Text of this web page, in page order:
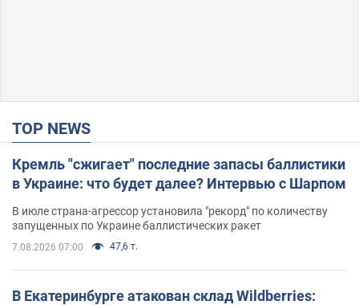
TOP NEWS
Кремль "сжигает" последние запасы баллистики
в Украине: что будет далее? Интервью с Шарпом
В июле страна-агрессор установила "рекорд" по количеству
запущенных по Украине баллистических ракет
7.08.2026 07:00 47,6 т.
В Екатеринбурге атакован склад Wildberries: